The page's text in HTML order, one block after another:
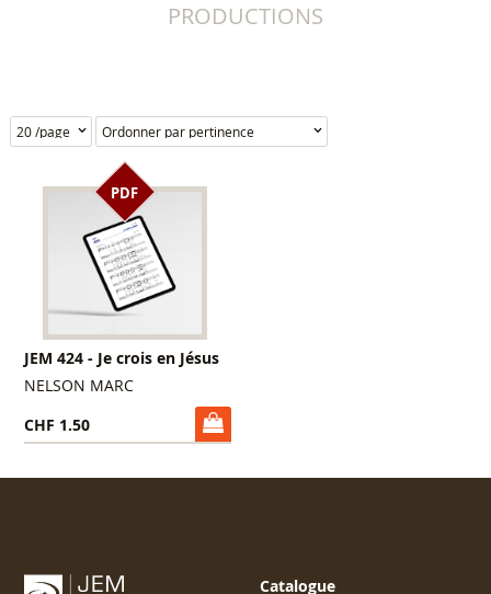
PRODUCTIONS
PDF
JEM 424 - Je crois en Jésus
NELSON MARC
CHF 1.50
Catalogue